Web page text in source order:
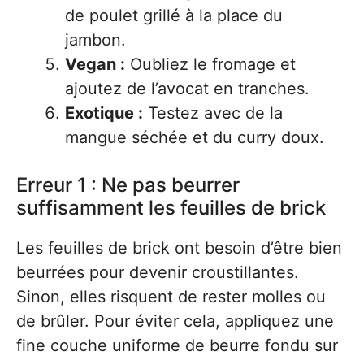
de poulet grillé à la place du
jambon.
Vegan : Oubliez le fromage et
ajoutez de l’avocat en tranches.
Exotique : Testez avec de la
mangue séchée et du curry doux.
Erreur 1 : Ne pas beurrer
suffisamment les feuilles de brick
Les feuilles de brick ont besoin d’être bien
beurrées pour devenir croustillantes.
Sinon, elles risquent de rester molles ou
de brûler. Pour éviter cela, appliquez une
fine couche uniforme de beurre fondu sur